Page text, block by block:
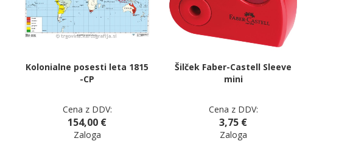
Kolonialne posesti leta 1815
-CP
Cena z DDV:
154,00 €
Zaloga
Šilček Faber-Castell Sleeve
mini
Cena z DDV:
3,75 €
Zaloga